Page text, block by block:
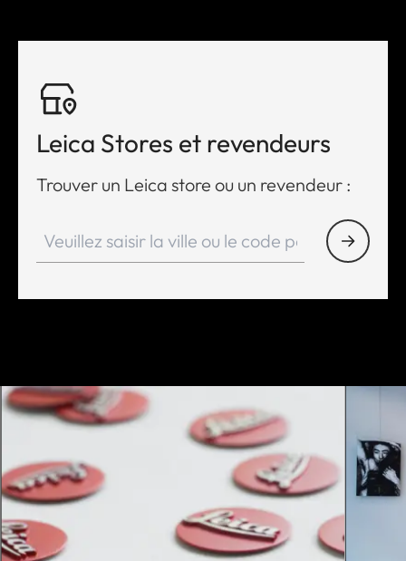
Leica Stores et revendeurs
Trouver un Leica store ou un revendeur :